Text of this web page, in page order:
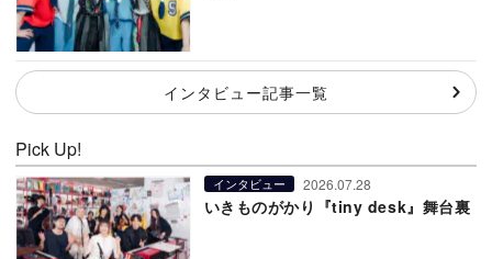
インタビュー記事一覧
Pick Up!
インタビュー 2026.07.28
いきものがかり『tiny desk』舞台裏